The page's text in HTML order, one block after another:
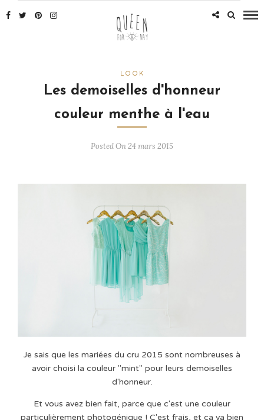
LOOK
Les demoiselles d'honneur
couleur menthe à l'eau
Posted On 24 mars 2015
Je sais que les mariées du cru 2015 sont nombreuses à
avoir choisi la couleur "mint" pour leurs demoiselles
d'honneur.
Et vous avez bien fait, parce que c'est une couleur
particulièrement photogénique ! C'est frais, et ça va bien